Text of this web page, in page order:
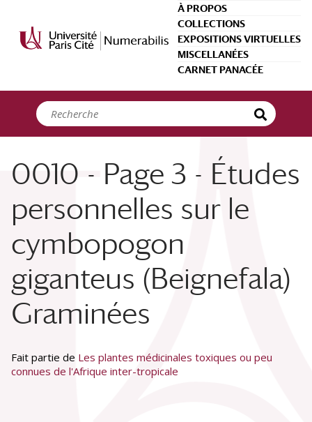
À PROPOS
COLLECTIONS
EXPOSITIONS VIRTUELLES
MISCELLANÉES
CARNET PANACÉE
0010 - Page 3 - Études
personnelles sur le
cymbopogon
giganteus (Beignefala)
Graminées
Fait partie de Les plantes médicinales toxiques ou peu
connues de l'Afrique inter-tropicale